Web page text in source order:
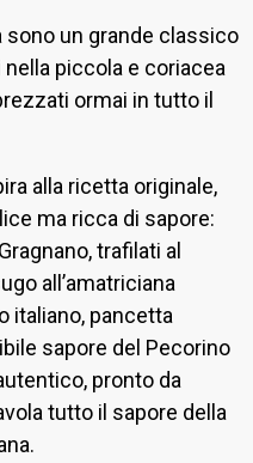
sono un grande classico
nella piccola e coriacea
ormai in tutto il
alla ricetta originale,
ma ricca di sapore:
trafilati al
all’amatriciana
italiano, pancetta
sapore del Pecorino
pronto da
tutto il sapore della